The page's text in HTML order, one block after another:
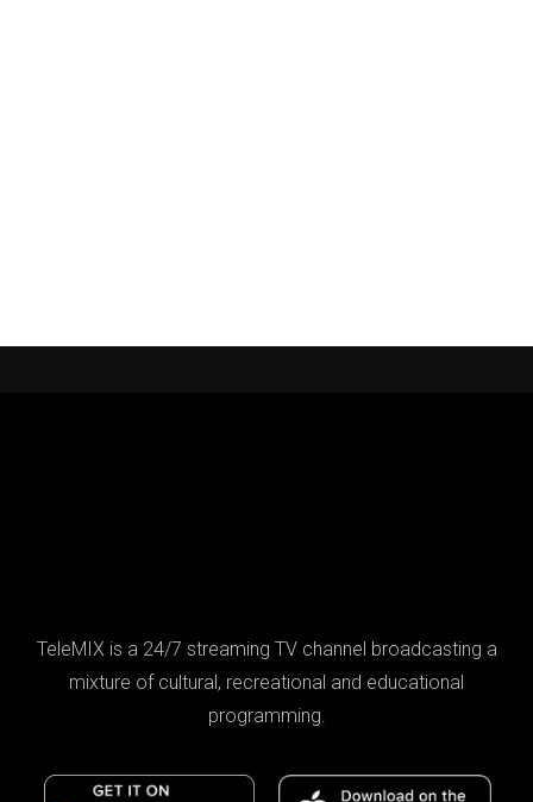
TeleMIX is a 24/7 streaming TV channel broadcasting a
mixture of cultural, recreational and educational
programming.